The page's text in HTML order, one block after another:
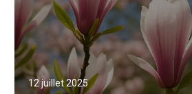
12 juillet 2025